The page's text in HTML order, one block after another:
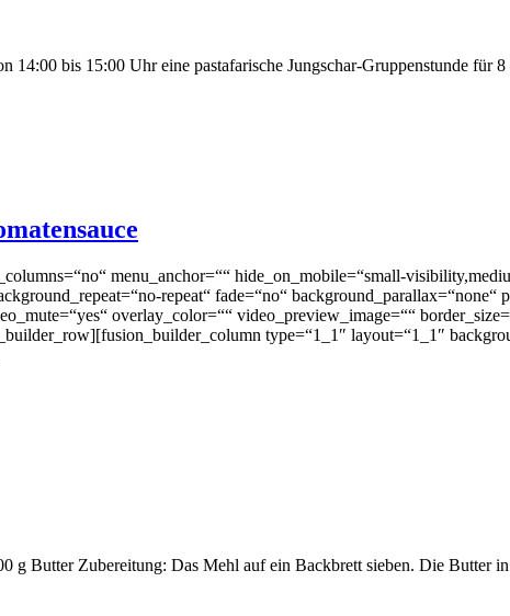
14:00 bis 15:00 Uhr eine pastafarische Jungschar-Gruppenstunde
menu_anchor=““ hide_on_mobile=“small-
repeat“ fade=“no“
overlay_color=““ video_preview_image=““
type=“1_1″ layout=“1_1″
g Butter Zubereitung: Das Mehl auf ein Backbrett sieben. Die Butter